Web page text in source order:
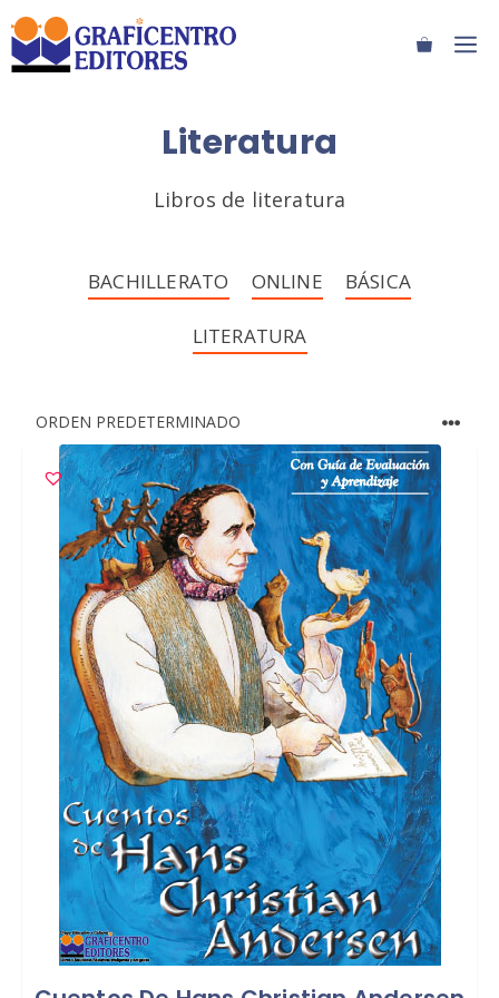
Saltar
al
contenido
Literatura
Libros de literatura
BACHILLERATO ONLINE BÁSICA
LITERATURA